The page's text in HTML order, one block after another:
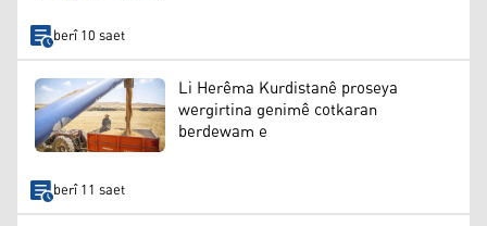
berî 10 saet
Li Herêma Kurdistanê proseya
wergirtina genimê cotkaran
berdewam e
berî 11 saet